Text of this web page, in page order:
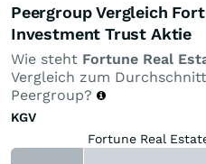
Peergroup Vergleich
Investment Trust Aktie
Wie steht Fortune Real
Vergleich zum
Peergroup?
KGV
Fortune Real